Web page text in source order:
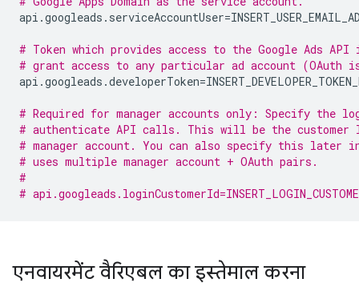
api.googleads.serviceAccountUser=
# Token which provides access to the Google Ads
# grant access to any particular ad account (OAuth
api.googleads.developerToken=
# Required for manager accounts only: Specify the
# authenticate API calls. This will be the customer
# manager account. You can also specify this later
# uses multiple manager account + OAuth pairs.
#
#
एनवायरमेंट वैरिएबल का इस्तेमाल करना